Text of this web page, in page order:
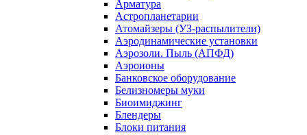
Арматура
Астропланетарии
Атомайзеры (УЗ-распылители)
Аэродинамические установки
Аэрозоли. Пыль (АПФД)
Аэроионы
Банковское оборудование
Белизномеры муки
Биоимиджинг
Блендеры
Блоки питания